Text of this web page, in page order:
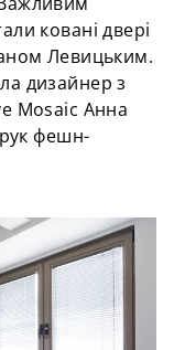
ковані двері
Левицьким.
дизайнер з
Mosaic Анна
фешн-